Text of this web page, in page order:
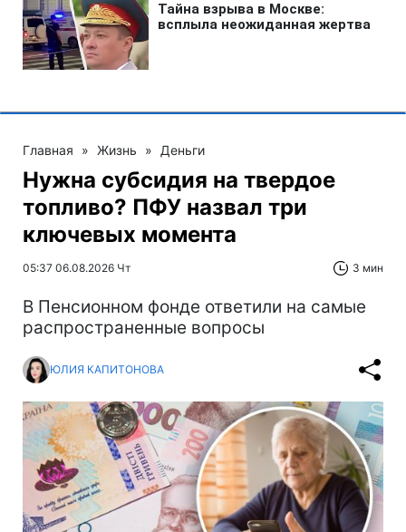
Главная » Жизнь » Деньги
Нужна субсидия на твердое
топливо? ПФУ назвал три
ключевых момента
05:37 06.08.2026 Чт 3 мин
В Пенсионном фонде ответили на самые
распространенные вопросы
ЮЛИЯ КАПИТОНОВА